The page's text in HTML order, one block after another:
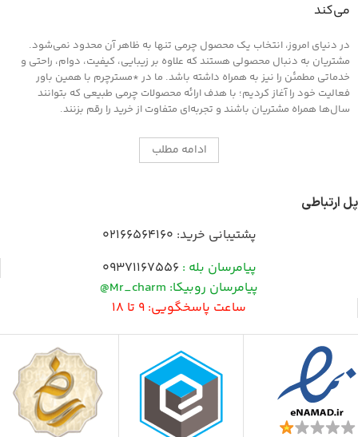
می‌کند
در دنیای امروز، انتخاب یک محصول چرمی تنها به ظاهر آن محدود نمی‌شود.
مشتریان به دنبال محصولی هستند که علاوه بر زیبایی، کیفیت، دوام، راحتی و
خدماتی مطمئن را نیز به همراه داشته باشد. ما در *مسترچرم با همین باور
فعالیت خود را آغاز کردیم؛ با هدف ارائه محصولات چرمی طبیعی که بتوانند
سال‌ها همراه مشتریان باشند و تجربه‌ای متفاوت از خرید را رقم بزنند.
ادامه مطلب
پل ارتباطی
پشتیبانی خرید: 02166564160
پیامرسان بله : 09371167556
پیامرسان روبیکا: Mr_charm@
ساعت پاسخگویی: 9 تا 18